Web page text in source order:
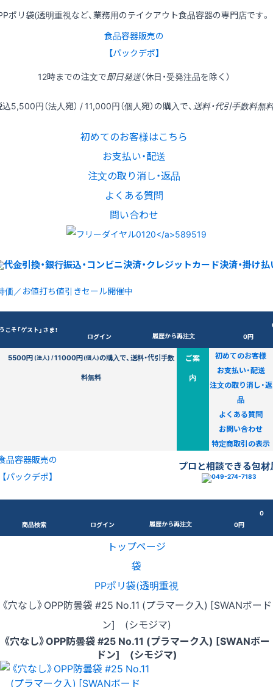
ポリ袋(透明重視など、業務用のテイクアウト食品容器の専門店です。
食品容器販売の
【パックデポ】
12時までの注文で即日発送（休日・受発注品を除く）
込5,500円（法人宛） / 11,000円（個人宛）の購入で、 送料・代引手数料無
初めてのお客様はこちら
お支払い・配送
注文の取り消し・返品
よくある質問
問い合わせ
価／お値打ち値引きセール開催中
こそ「ゲスト」さま！
ログイン 履歴から再注文
0円
5500円(法人) /11000円(個人)の購入で、送料・代引手数
料無料
ご案
内
初めてのお客様
お支払い・配送
注文の取り消し・返
品
よくある質問
お問い合わせ
特定商取引の表示
品容器販売の
【パックデポ】
プロと相談できる包材
商品検索 ログイン 履歴から再注文
0
0円
トップページ
袋
PPポリ袋(透明重視
《穴なし》OPP防曇袋 #25 No.11 (プラマーク入) [SWANボード
ン] (シモジマ)
《穴なし》OPP防曇袋 #25 No.11 (プラマーク入) [SWANボー
ドン] (シモジマ)